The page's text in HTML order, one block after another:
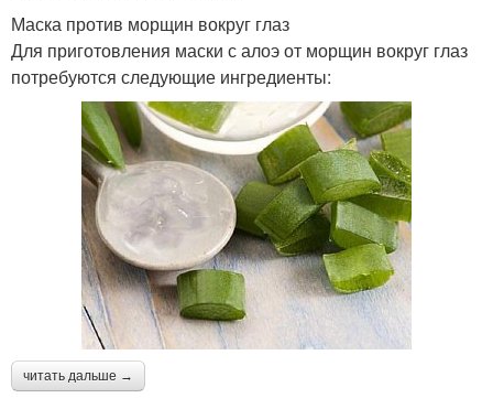
Маска против морщин вокруг глаз
Для приготовления маски с алоэ от морщин вокруг глаз
потребуются следующие ингредиенты:
читать дальше →